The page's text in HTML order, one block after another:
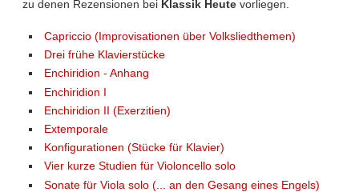
zu denen Rezensionen bei Klassik Heutevorliegen.
Capriccio (Improvisationen über Volksliedthemen)
Drei frühe Klavierstücke
Enchiridion - Anhang
Enchiridion I
Enchiridion II (Exerzitien)
Extemporale
Konfigurationen (Stücke für Klavier)
Vier kurze Studien für Violoncello solo
Sonate für Viola solo (... an den Gesang eines Engels)